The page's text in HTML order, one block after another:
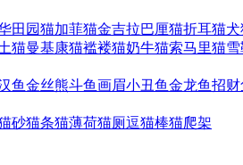
田园猫加菲猫金吉拉巴厘猫折耳猫
猫曼基康猫褴褛猫奶牛猫索马里猫
鱼金丝熊斗鱼画眉小丑鱼金龙鱼招财
砂猫条猫薄荷猫厕逗猫棒猫爬架